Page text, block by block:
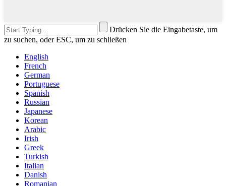
Drücken Sie die Eingabetaste, um
zu suchen, oder ESC, um zu schließen
English
French
German
Portuguese
Spanish
Russian
Japanese
Korean
Arabic
Irish
Greek
Turkish
Italian
Danish
Romanian